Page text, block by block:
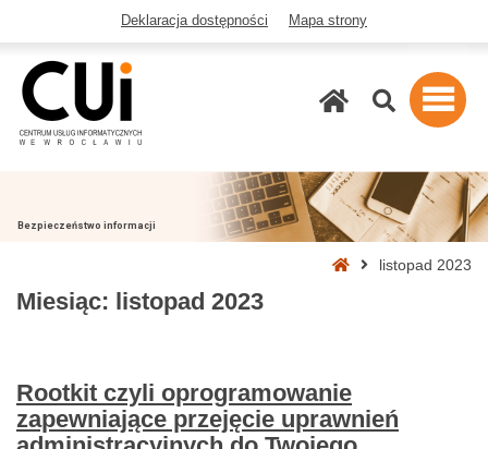
Deklaracja dostępności Mapa strony
Szukaj
Bezpieczeństwo informacji
Stronalistopad 2023
Miesiąc: listopad 2023
Rootkit czyli oprogramowanie
zapewniające przejęcie uprawnień